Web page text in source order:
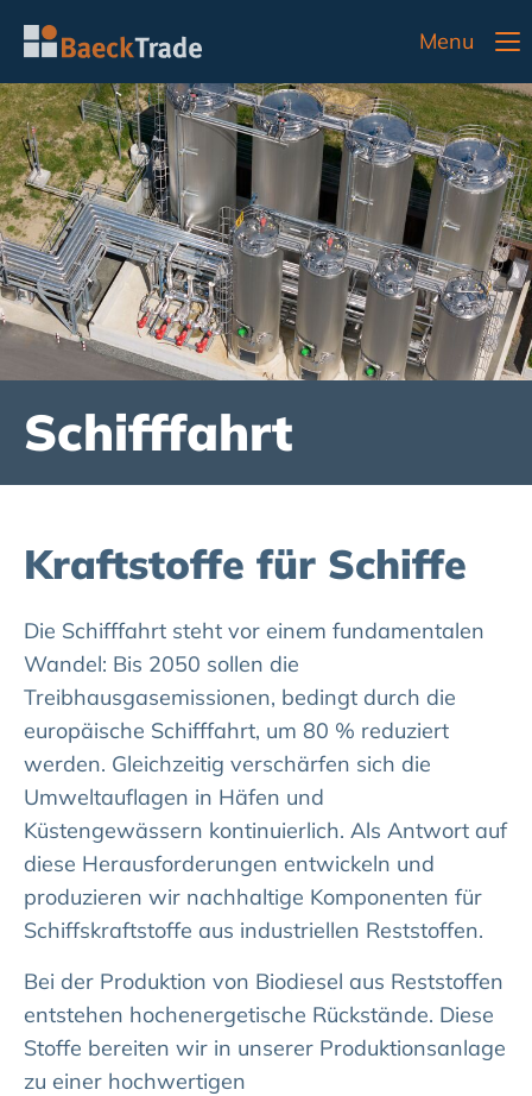
Menu
Schifffahrt
Kraftstoffe für Schiffe
Die Schifffahrt steht vor einem fundamentalen
Wandel: Bis 2050 sollen die
Treibhausgasemissionen, bedingt durch die
europäische Schifffahrt, um 80 % reduziert
werden. Gleichzeitig verschärfen sich die
Umweltauflagen in Häfen und
Küstengewässern kontinuierlich. Als Antwort auf
diese Herausforderungen entwickeln und
produzieren wir nachhaltige Komponenten für
Schiffskraftstoffe aus industriellen Reststoffen.
Bei der Produktion von Biodiesel aus Reststoffen
entstehen hochenergetische Rückstände. Diese
Stoffe bereiten wir in unserer Produktionsanlage
zu einer hochwertigen